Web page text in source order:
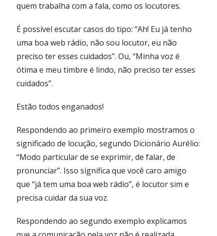
quem trabalha com a fala, como os locutores.
É possível escutar casos do tipo: “Ah! Eu já tenho
uma boa web rádio, não sou locutor, eu não
preciso ter esses cuidados”. Ou, “Minha voz é
ótima e meu timbre é lindo, não preciso ter esses
cuidados”.
Estão todos enganados!
Respondendo ao primeiro exemplo mostramos o
significado de locução, segundo Dicionário Aurélio:
“Modo particular de se exprimir, de falar, de
pronunciar”. Isso significa que você caro amigo
que “já tem uma boa web rádio”, é locutor sim e
precisa cuidar da sua voz.
Respondendo ao segundo exemplo explicamos